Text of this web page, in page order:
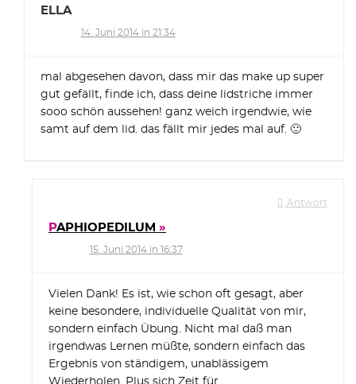
ELLA
14. Juni 2014 in 21:34
mal abgesehen davon, dass mir das make up super
gut gefällt, finde ich, dass deine lidstriche immer
sooo schön aussehen! ganz weich irgendwie, wie
samt auf dem lid. das fällt mir jedes mal auf. 🙂
Antwort
PAPHIOPEDILUM
15. Juni 2014 in 16:37
Vielen Dank! Es ist, wie schon oft gesagt, aber
keine besondere, individuelle Qualität von mir,
sondern einfach Übung. Nicht mal daß man
irgendwas Lernen müßte, sondern einfach das
Ergebnis von ständigem, unablässigem